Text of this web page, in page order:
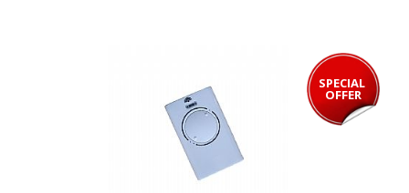
SPECIAL
OFFER